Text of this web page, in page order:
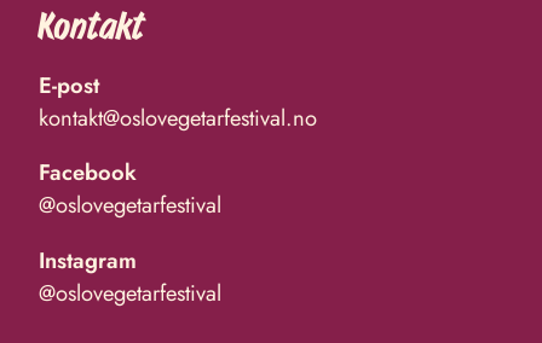
Kontakt
E-post
kontakt@oslovegetarfestival.no
Facebook
@oslovegetarfestival
Instagram
@oslovegetarfestival